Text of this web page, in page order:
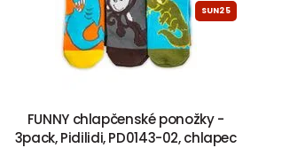
SUN25
FUNNY chlapčenské ponožky -
3pack, Pidilidi, PD0143-02, chlapec